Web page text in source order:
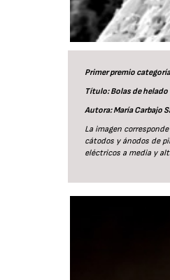
Primer premio
Título: Bolas de helado
Autora: María Carbajo
La imagen
cátodos y ánodos de
eléctricos a media y